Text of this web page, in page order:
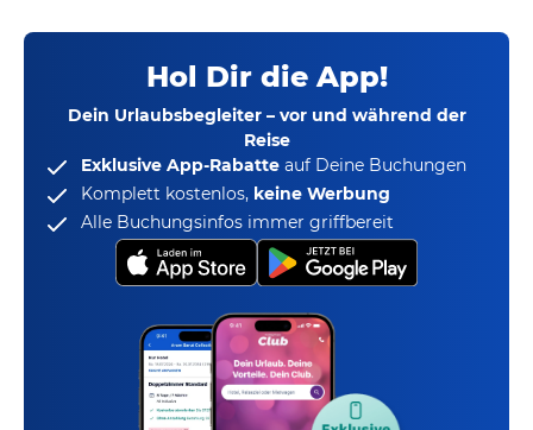
Hol Dir die App!
Dein Urlaubsbegleiter – vor und während der
Reise
Exklusive App-Rabatte auf Deine Buchungen
Komplett kostenlos, keine Werbung
Alle Buchungsinfos immer griffbereit